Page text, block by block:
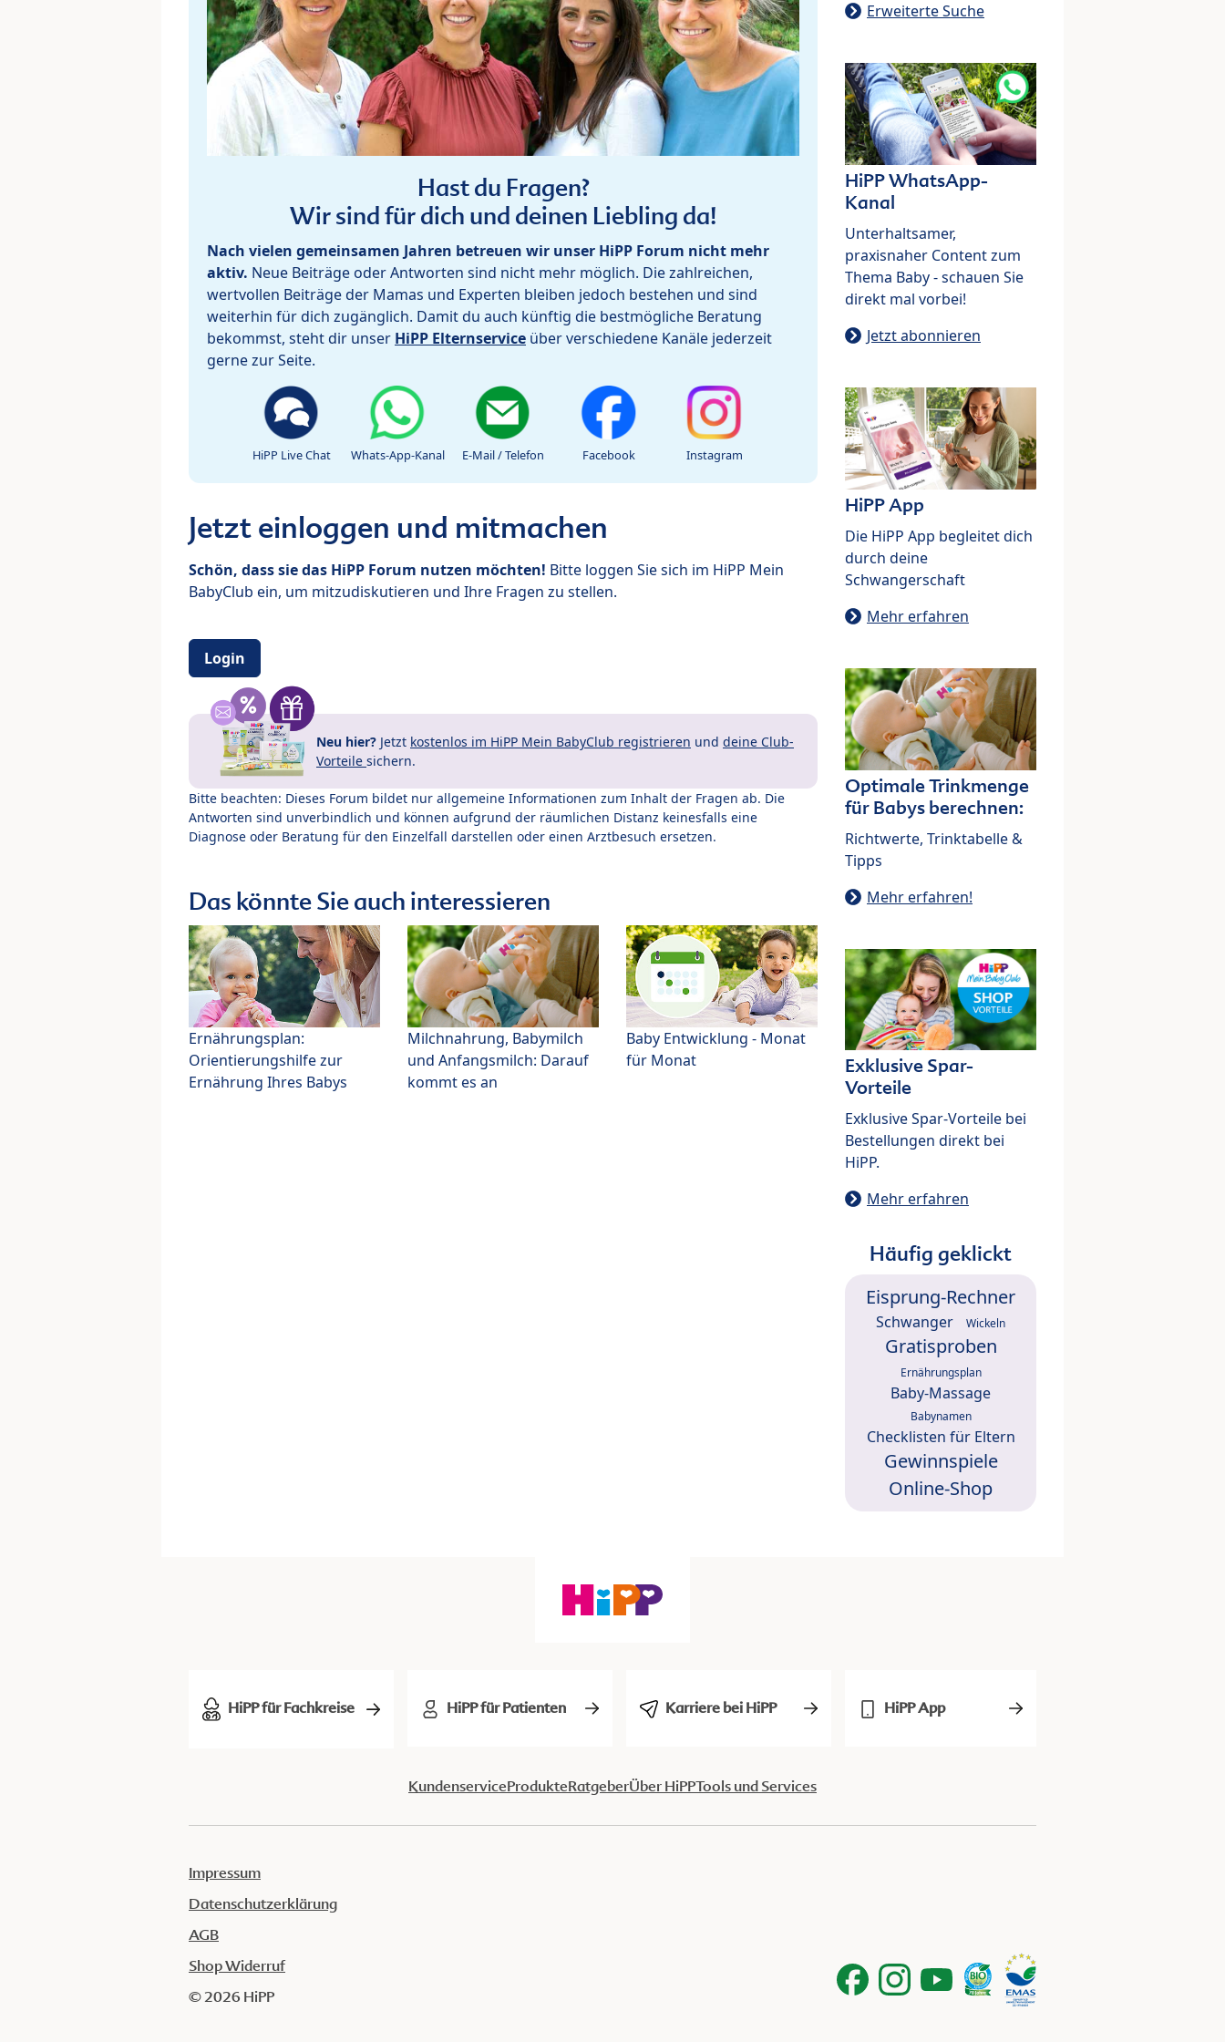
Hast du Fragen?
Wir sind für dich und deinen Liebling da!
Nach vielen gemeinsamen Jahren betreuen wir unser HiPP Forum nicht mehr
aktiv. Neue Beiträge oder Antworten sind nicht mehr möglich. Die zahlreichen,
wertvollen Beiträge der Mamas und Experten bleiben jedoch bestehen und sind
weiterhin für dich zugänglich. Damit du auch künftig die bestmögliche Beratung
bekommst, steht dir unser HiPP Elternservice über verschiedene Kanäle jederzeit
gerne zur Seite.
HiPP Live Chat Whats-App-Kanal E-Mail / Telefon Facebook Instagram
Jetzt einloggen und mitmachen
Schön, dass sie das HiPP Forum nutzen möchten! Bitte loggen Sie sich im HiPP Mein
BabyClub ein, um mitzudiskutieren und Ihre Fragen zu stellen.
Login
Neu hier? Jetzt kostenlos im HiPP Mein BabyClub registrieren und deine Club-
Vorteile sichern.
Bitte beachten: Dieses Forum bildet nur allgemeine Informationen zum Inhalt der Fragen ab. Die
Antworten sind unverbindlich und können aufgrund der räumlichen Distanz keinesfalls eine
Diagnose oder Beratung für den Einzelfall darstellen oder einen Arztbesuch ersetzen.
Das könnte Sie auch interessieren
Ernährungsplan:
Orientierungshilfe zur
Ernährung Ihres Babys
Milchnahrung, Babymilch
und Anfangsmilch: Darauf
kommt es an
Baby Entwicklung - Monat
für Monat
Erweiterte Suche
HiPP WhatsApp-
Kanal
Unterhaltsamer,
praxisnaher Content zum
Thema Baby - schauen Sie
direkt mal vorbei!
Jetzt abonnieren
HiPP App
Die HiPP App begleitet dich
durch deine
Schwangerschaft
Mehr erfahren
Optimale Trinkmenge
für Babys berechnen:
Richtwerte, Trinktabelle &
Tipps
Mehr erfahren!
Exklusive Spar-
Vorteile
Exklusive Spar-Vorteile bei
Bestellungen direkt bei
HiPP.
Mehr erfahren
Häufig geklickt
Eisprung-Rechner
Schwanger Wickeln
Gratisproben
Ernährungsplan
Baby-Massage
Babynamen
Checklisten für Eltern
Gewinnspiele
Online-Shop
HiPP für Fachkreise HiPP für Patienten Karriere bei HiPP HiPP App
KundenserviceProdukteRatgeberÜber HiPPTools und Services
Impressum
Datenschutzerklärung
AGB
Shop Widerruf
© 2026 HiPP